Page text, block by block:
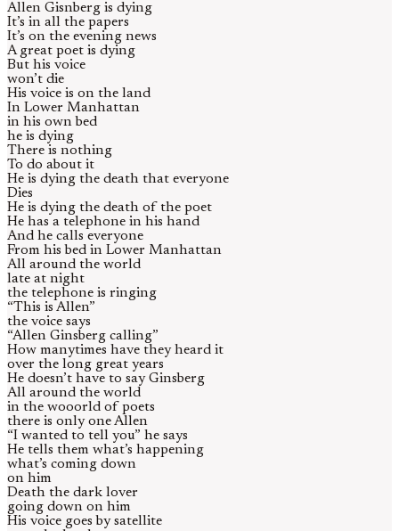
Allen Gisnberg is dying
It’s in all the papers
It’s on the evening news
A great poet is dying
But his voice
won’t die
His voice is on the land
In Lower Manhattan
in his own bed
he is dying
There is nothing
To do about it
He is dying the death that everyone
Dies
He is dying the death of the poet
He has a telephone in his hand
And he calls everyone
From his bed in Lower Manhattan
All around the world
late at night
the telephone is ringing
“This is Allen”
the voice says
“Allen Ginsberg calling”
How manytimes have they heard it
over the long great years
He doesn’t have to say Ginsberg
All around the world
in the wooorld of poets
there is only one Allen
“I wanted to tell you” he says
He tells them what’s happening
what’s coming down
on him
Death the dark lover
going down on him
His voice goes by satellite